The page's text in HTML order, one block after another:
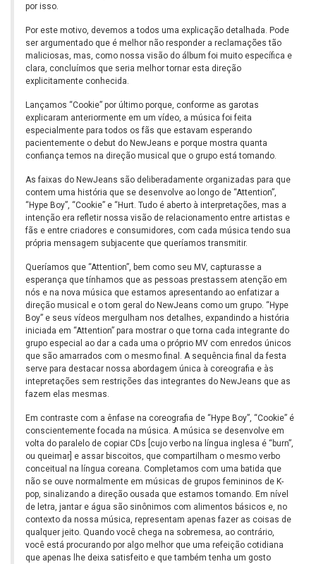
por isso.
Por este motivo, devemos a todos uma explicação detalhada. Pode
ser argumentado que é melhor não responder a reclamações tão
maliciosas, mas, como nossa visão do álbum foi muito específica e
clara, concluímos que seria melhor tornar esta direção
explicitamente conhecida.
Lançamos “Cookie” por último porque, conforme as garotas
explicaram anteriormente em um vídeo, a música foi feita
especialmente para todos os fãs que estavam esperando
pacientemente o debut do NewJeans e porque mostra quanta
confiança temos na direção musical que o grupo está tomando.
As faixas do NewJeans são deliberadamente organizadas para que
contem uma história que se desenvolve ao longo de “Attention”,
“Hype Boy”, “Cookie” e “Hurt. Tudo é aberto à interpretações, mas a
intenção era refletir nossa visão de relacionamento entre artistas e
fãs e entre criadores e consumidores, com cada música tendo sua
própria mensagem subjacente que queríamos transmitir.
Queríamos que “Attention”, bem como seu MV, capturasse a
esperança que tínhamos que as pessoas prestassem atenção em
nós e na nova música que estamos apresentando ao enfatizar a
direção musical e o tom geral do NewJeans como um grupo. “Hype
Boy” e seus vídeos mergulham nos detalhes, expandindo a história
iniciada em “Attention” para mostrar o que torna cada integrante do
grupo especial ao dar a cada uma o próprio MV com enredos únicos
que são amarrados com o mesmo final. A sequência final da festa
serve para destacar nossa abordagem única à coreografia e às
intepretações sem restrições das integrantes do NewJeans que as
fazem elas mesmas.
Em contraste com a ênfase na coreografia de “Hype Boy”, “Cookie” é
conscientemente focada na música. A música se desenvolve em
volta do paralelo de copiar CDs [cujo verbo na língua inglesa é “burn”,
ou queimar] e assar biscoitos, que compartilham o mesmo verbo
conceitual na língua coreana. Completamos com uma batida que
não se ouve normalmente em músicas de grupos femininos de K-
pop, sinalizando a direção ousada que estamos tomando. Em nível
de letra, jantar e água são sinônimos com alimentos básicos e, no
contexto da nossa música, representam apenas fazer as coisas de
qualquer jeito. Quando você chega na sobremesa, ao contrário,
você está procurando por algo melhor que uma refeição cotidiana
que apenas lhe deixa satisfeito e que também tenha um gosto